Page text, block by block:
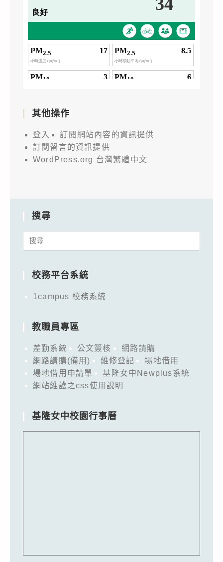
其他操作
登入
訂閱網站內容的資訊提供
訂閱留言的資訊提供
WordPress.org 台灣繁體中文
搜尋
Search
校務平台系統
1campus 校務系統
教職員專區
差勤系統 公文簽核
網路請購
網路請購(備用)
維修登記
場地借用
場地借用申請單
基隆女中Newplus系統
網站維護之css使用說明
基隆女中校園行事曆